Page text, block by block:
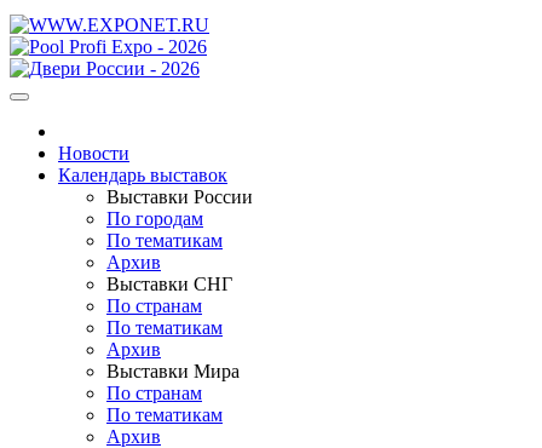
Новости
Календарь выставок
Выставки России
По городам
По тематикам
Архив
Выставки СНГ
По странам
По тематикам
Архив
Выставки Мира
По странам
По тематикам
Архив